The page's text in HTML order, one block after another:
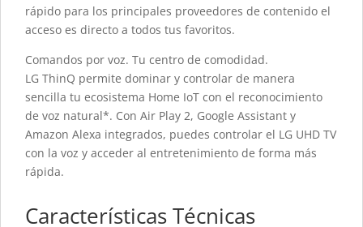
rápido para los principales proveedores de contenido el
acceso es directo a todos tus favoritos.
Comandos por voz. Tu centro de comodidad.
LG ThinQ permite dominar y controlar de manera
sencilla tu ecosistema Home IoT con el reconocimiento
de voz natural*. Con Air Play 2, Google Assistant y
Amazon Alexa integrados, puedes controlar el LG UHD TV
con la voz y acceder al entretenimiento de forma más
rápida.
Características Técnicas